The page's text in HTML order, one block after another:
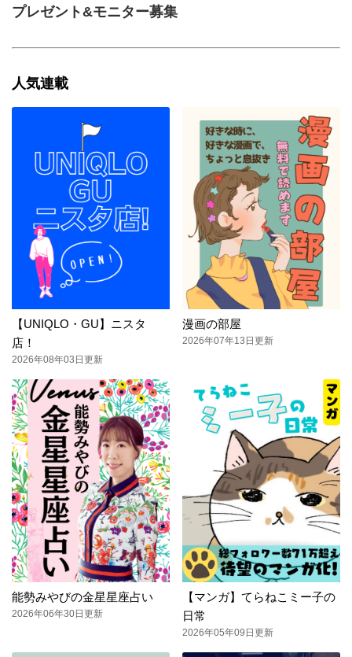
プレゼント&モニター募集
人気連載
【UNIQLO・GU】ニスタ
店！
2026年08年03日更新
漫画の部屋
2026年07年13日更新
能勢みやびの金星星座占い
2026年06年30日更新
【マンガ】てらねこミー子の
日常
2026年05年09日更新